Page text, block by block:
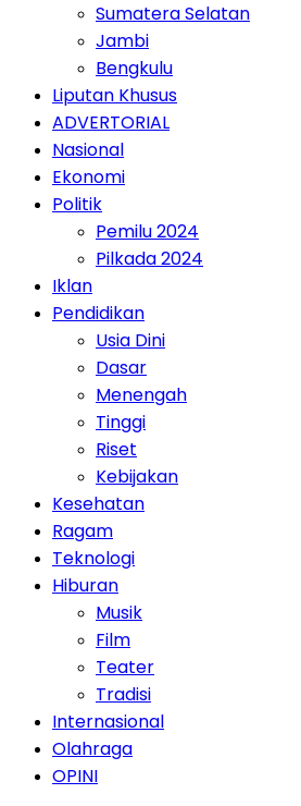
Sumatera Selatan
Jambi
Bengkulu
Liputan Khusus
ADVERTORIAL
Nasional
Ekonomi
Politik
Pemilu 2024
Pilkada 2024
Iklan
Pendidikan
Usia Dini
Dasar
Menengah
Tinggi
Riset
Kebijakan
Kesehatan
Ragam
Teknologi
Hiburan
Musik
Film
Teater
Tradisi
Internasional
Olahraga
OPINI